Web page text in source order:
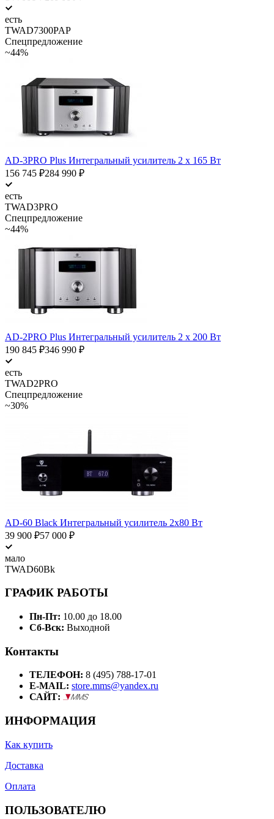
есть
TWAD7300PAP
Спецпредложение
~44%
AD-3PRO Plus Интегральный усилитель 2 х 165 Вт
156 745 ₽284 990 ₽
есть
TWAD3PRO
Спецпредложение
~44%
AD-2PRO Plus Интегральный усилитель 2 х 200 Вт
190 845 ₽346 990 ₽
есть
TWAD2PRO
Спецпредложение
~30%
AD-60 Black Интегральный усилитель 2х80 Вт
39 900 ₽57 000 ₽
мало
TWAD60Bk
ГРАФИК РАБОТЫ
Пн-Пт: 10.00 до 18.00
Сб-Вск: Выходной
Контакты
ТЕЛЕФОН: 8 (495) 788-17-01
E-MAIL: store.mms@yandex.ru
САЙТ:
ИНФОРМАЦИЯ
Как купить
Доставка
Оплата
ПОЛЬЗОВАТЕЛЮ